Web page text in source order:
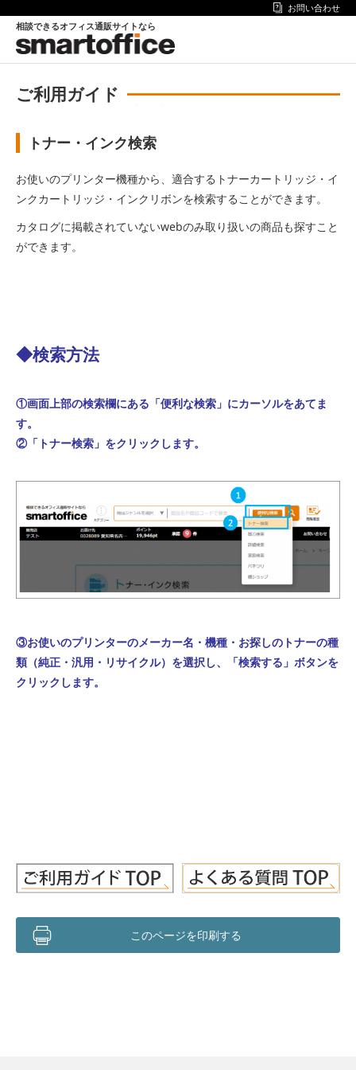
お問い合わせ
相談できるオフィス通販サイトなら
ご利用ガイド
トナー・インク検索
お使いのプリンター機種から、適合するトナーカートリッジ・イ
ンクカートリッジ・インクリボンを検索することができます。
カタログに掲載されていないwebのみ取り扱いの商品も探すこと
ができます。
◆検索方法
①画面上部の検索欄にある「便利な検索」にカーソルをあてま
す。
②「トナー検索」をクリックします。
③お使いのプリンターのメーカー名・機種・お探しのトナーの種
類（純正・汎用・リサイクル）を選択し、「検索する」ボタンを
クリックします。
このページを印刷する